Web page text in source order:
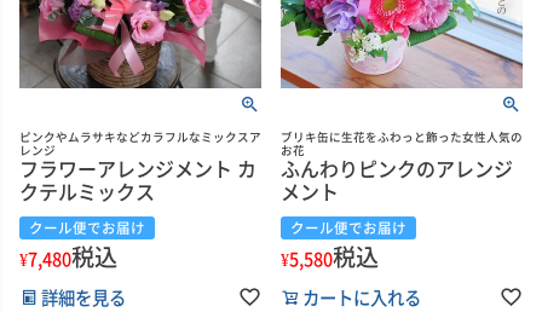
ピンクやムラサキなどカラフルなミックスア
レンジ
フラワーアレンジメント カ
クテルミックス
クール便でお届け
¥7,480税込
詳細を見る
ブリキ缶に生花をふわっと飾った女性人気の
お花
ふんわりピンクのアレンジ
メント
クール便でお届け
¥5,580税込
カートに入れる